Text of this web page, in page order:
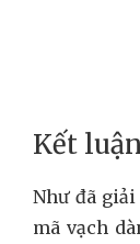
Kết
Như đã
mã vạch